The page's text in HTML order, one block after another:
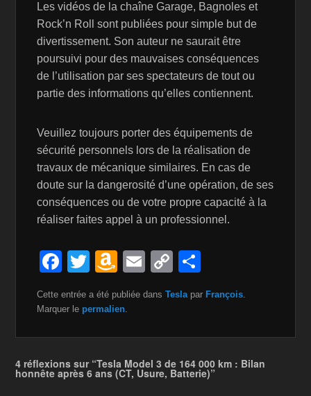
Les vidéos de la chaîne Garage, Bagnoles et
Rock’n Roll sont publiées pour simple but de
divertissement. Son auteur ne saurait être
poursuivi pour des mauvaises conséquences
de l’utilisation par ses spectateurs de tout ou
partie des informations qu’elles contiennent.
Veuillez toujours porter des équipements de
sécurité personnels lors de la réalisation de
travaux de mécanique similaires. En cas de
doute sur la dangerosité d’une opération, de ses
conséquences ou de votre propre capacité à la
réaliser faites appel à un professionnel.
F
c
o
T
wi
tt
A
m
a
n
E
m
ail
C
o
p
n
ar
ta
Cette entrée a été publiée dansTeslapar François.
Marquer le permalien.
4 réflexions sur “Tesla Model 3 de 164 000 km : Bilan
honnête après 6 ans (CT, Usure, Batterie)”